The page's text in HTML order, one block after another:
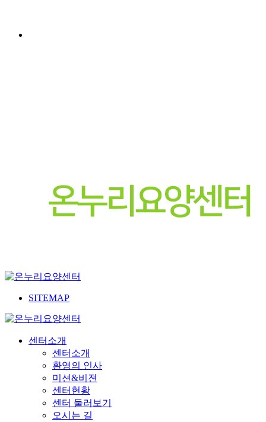
SITEMAP
센터소개
센터소개
환영의 인사
미션&비젼
센터현황
센터 둘러보기
오시는 길